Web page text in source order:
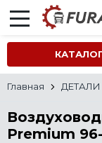
Главная ДЕТАЛИ
Premium